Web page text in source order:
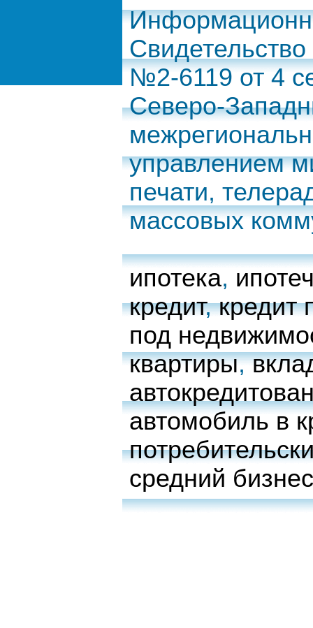
№2-6119 от 4
Северо-
управлением
печати,
массовых
ипотека,
кредит,кредит
под
квартиры,
автомобиль в
средний бизнес